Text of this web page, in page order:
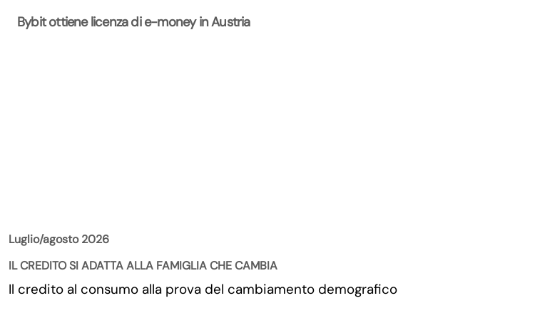
Bybit ottiene licenza di e-money in Austria
Luglio/agosto 2026
IL CREDITO SI ADATTA ALLA FAMIGLIA CHE CAMBIA
Il credito al consumo alla prova del cambiamento demografico